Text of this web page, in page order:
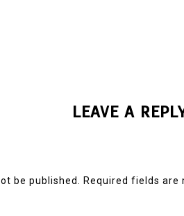
LEAVE A
be published. Required fields are